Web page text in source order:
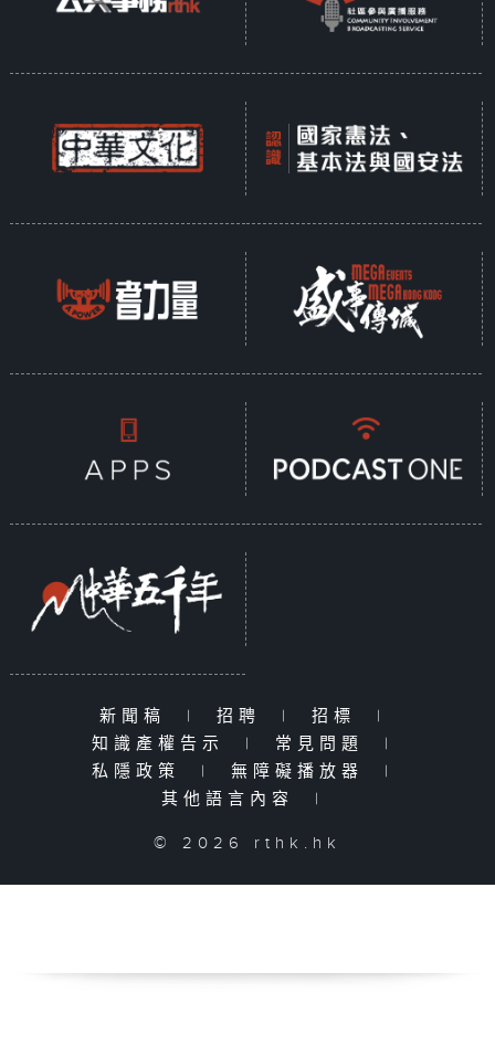
新聞稿 | 招聘 | 招標
|
知識產權告示
| 常見問題
|
私隱政策
| 無障礙播放器
|
其他語言內容
|
© 2026 rthk.hk